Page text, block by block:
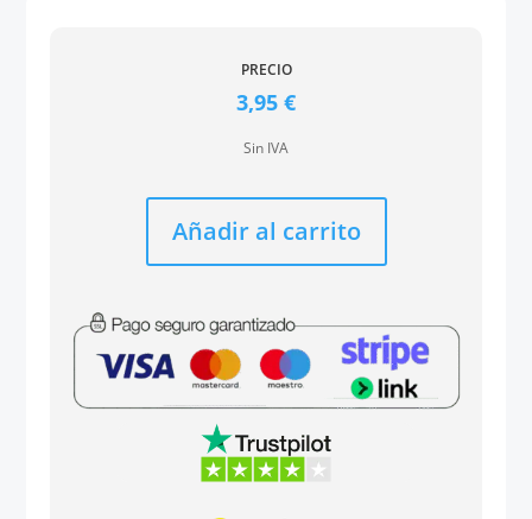
PRECIO
3,95 €
Sin IVA
Añadir al carrito